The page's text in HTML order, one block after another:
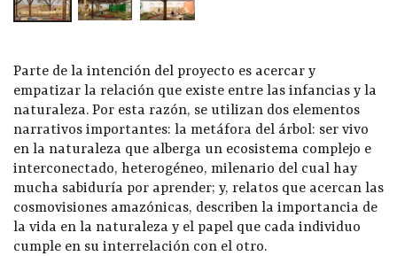
Parte de la intención del proyecto es acercar y
empatizar la relación que existe entre las infancias y la
naturaleza. Por esta razón, se utilizan dos elementos
narrativos importantes: la metáfora del árbol: ser vivo
en la naturaleza que alberga un ecosistema complejo e
interconectado, heterogéneo, milenario del cual hay
mucha sabiduría por aprender; y, relatos que acercan las
cosmovisiones amazónicas, describen la importancia de
la vida en la naturaleza y el papel que cada individuo
cumple en su interrelación con el otro.